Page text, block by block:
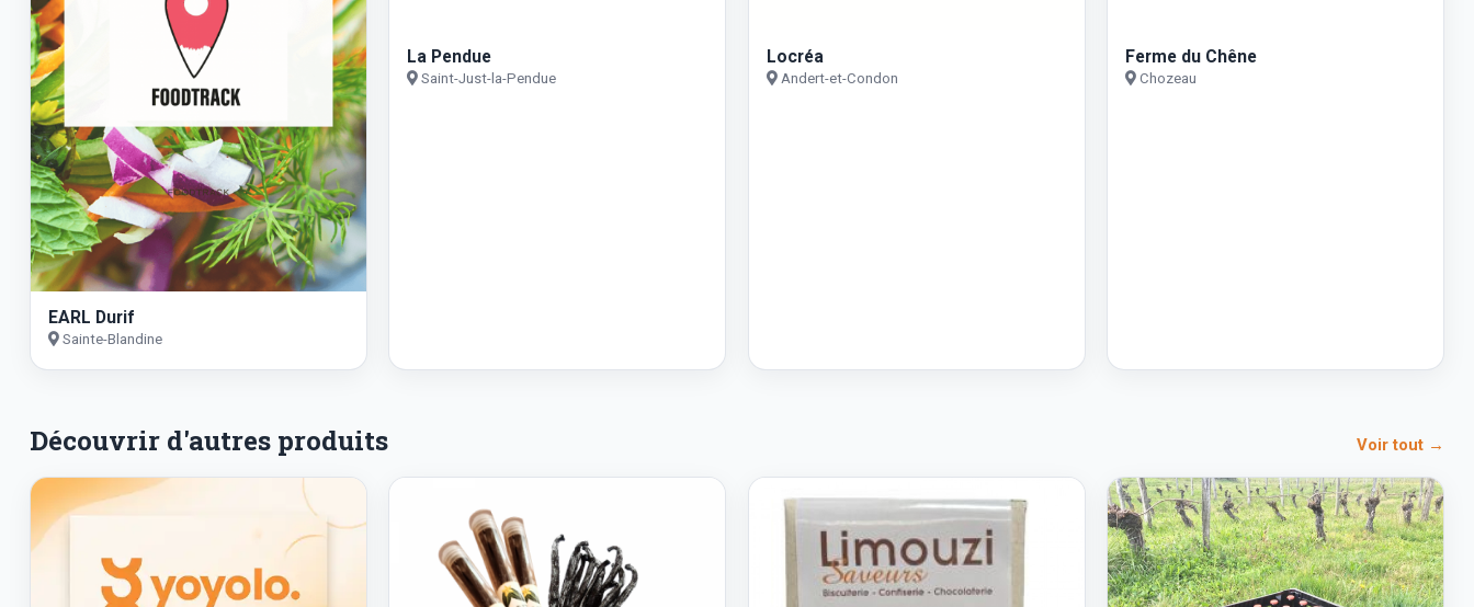
EARL Durif
Sainte-Blandine
La Pendue
Saint-Just-la-Pendue
Locréa
Andert-et-Condon
Ferme du Chêne
Chozeau
Découvrir d'autres produits Voir tout →